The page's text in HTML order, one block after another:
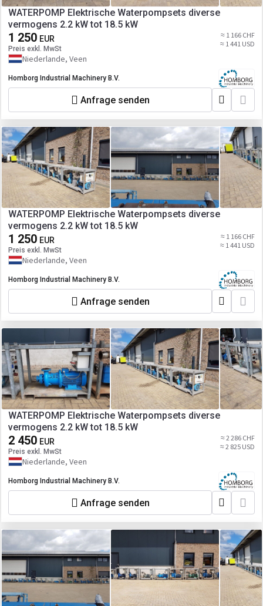
WATERPOMP Elektrische Waterpompsets diverse
vermogens 2.2 kW tot 18.5 kW
1 250 EUR
Preis exkl. MwSt
≈ 1 166 CHF
≈ 1 441 USD
Niederlande, Veen
Homborg Industrial Machinery B.V.
Anfrage senden
WATERPOMP Elektrische Waterpompsets diverse
vermogens 2.2 kW tot 18.5 kW
1 250 EUR
Preis exkl. MwSt
≈ 1 166 CHF
≈ 1 441 USD
Niederlande, Veen
Homborg Industrial Machinery B.V.
Anfrage senden
WATERPOMP Elektrische Waterpompsets diverse
vermogens 2.2 kW tot 18.5 kW
2 450 EUR
Preis exkl. MwSt
≈ 2 286 CHF
≈ 2 825 USD
Niederlande, Veen
Homborg Industrial Machinery B.V.
Anfrage senden